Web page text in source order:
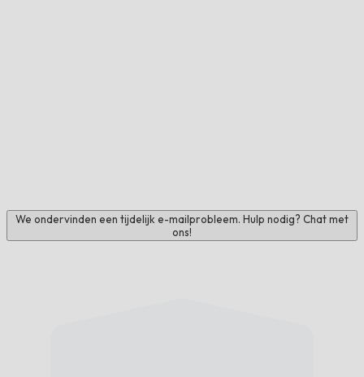
We ondervinden een tijdelijk e-mailprobleem. Hulp nodig? Chat met
ons!